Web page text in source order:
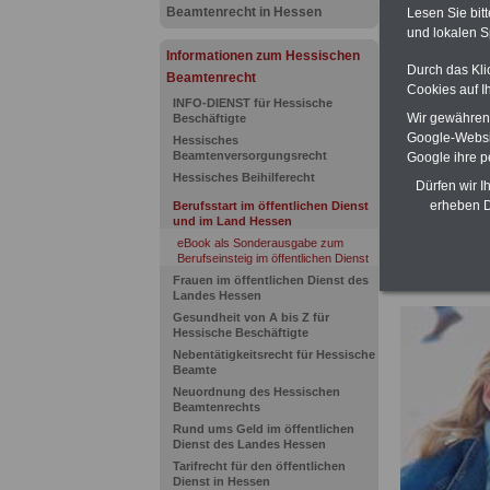
Beamtenrecht in Hessen
Informationen zum Hessischen
Beamtenrecht
INFO-DIENST für Hessische
Beschäftigte
Hessisches
Beamtenversorgungsrecht
Hessisches Beihilferecht
Berufsstart im öffentlichen Dienst
und im Land Hessen
eBook als Sonderausgabe zum
Berufseinsteig im öffentlichen Dienst
Frauen im öffentlichen Dienst des
Landes Hessen
Gesundheit von A bis Z für
Hessische Beschäftigte
Nebentätigkeitsrecht für Hessische
Beamte
Neuordnung des Hessischen
Beamtenrechts
Rund ums Geld im öffentlichen
Dienst des Landes Hessen
Tarifrecht für den öffentlichen
Dienst in Hessen
(Bund/
Ländern.
gegliedert
Hessen
kann hier
ACHTUNG
Teilweise 5-
durch
Alimentation
Lesen Sie
und lokalen
Durch das
Cookies auf
Wir
Google-
Google ihre
Dürfen wir
erheben